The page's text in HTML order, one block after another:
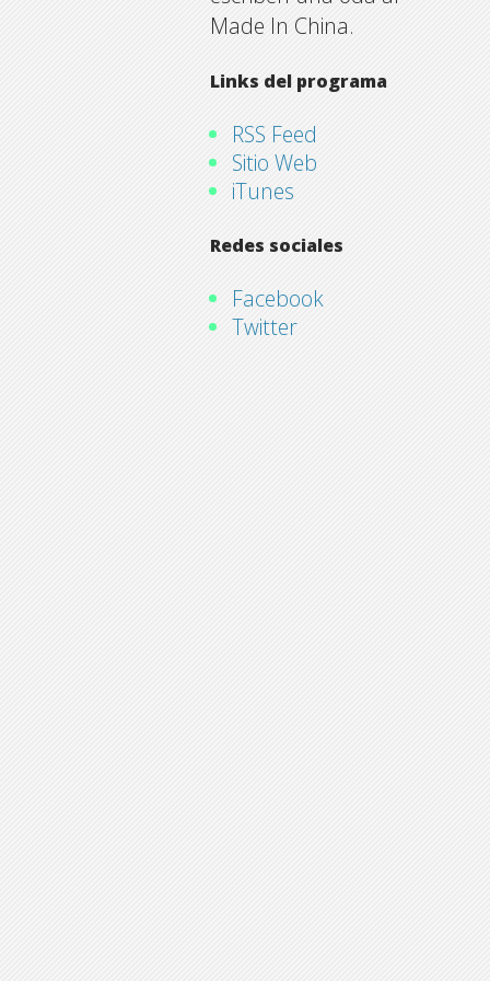
Made In China.
Links del programa
RSS Feed
Sitio Web
iTunes
Redes sociales
Facebook
Twitter